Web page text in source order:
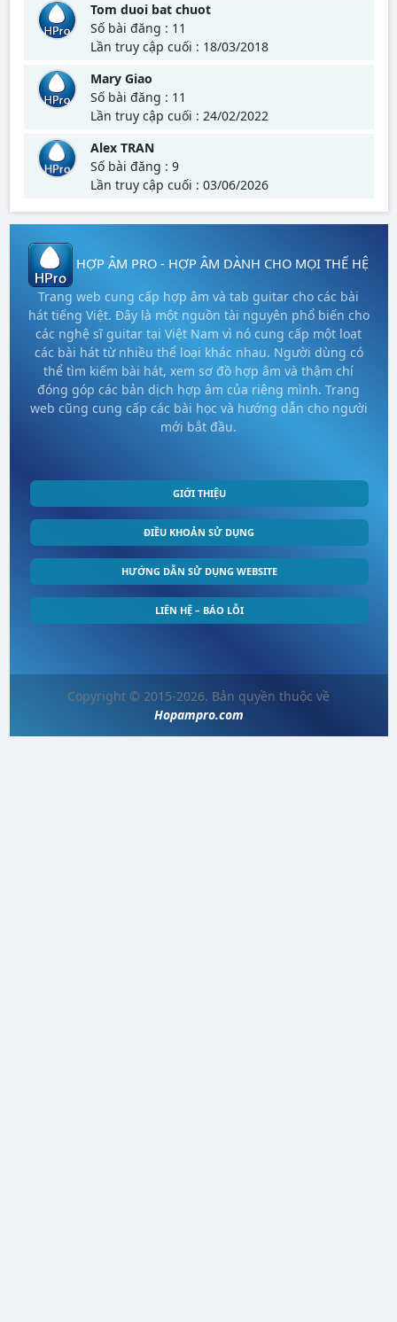
Tom duoi bat chuot
Số bài đăng : 11
Lần truy cập cuối : 18/03/2018
Mary Giao
Số bài đăng : 11
Lần truy cập cuối : 24/02/2022
Alex TRAN
Số bài đăng : 9
Lần truy cập cuối : 03/06/2026
HỢP ÂM PRO - HỢP ÂM DÀNH CHO MỌI THẾ HỆ
Trang web cung cấp hợp âm và tab guitar cho các bài
hát tiếng Việt. Đây là một nguồn tài nguyên phổ biến cho
các nghệ sĩ guitar tại Việt Nam vì nó cung cấp một loạt
các bài hát từ nhiều thể loại khác nhau. Người dùng có
thể tìm kiếm bài hát, xem sơ đồ hợp âm và thậm chí
đóng góp các bản dịch hợp âm của riêng mình. Trang
web cũng cung cấp các bài học và hướng dẫn cho người
mới bắt đầu.
GIỚI THIỆU
ĐIỀU KHOẢN SỬ DỤNG
HƯỚNG DẪN SỬ DỤNG WEBSITE
LIÊN HỆ – BÁO LỖI
Copyright © 2015-2026. Bản quyền thuộc về
Hopampro.com